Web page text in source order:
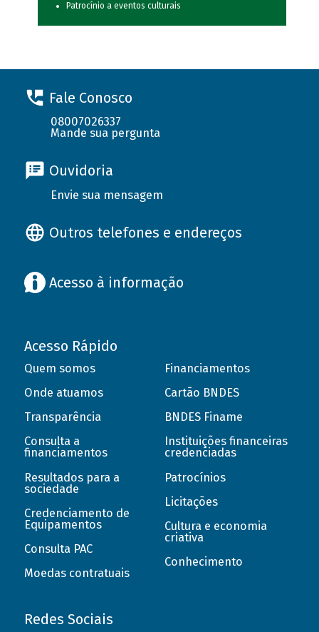
Patrocínio a eventos culturais
Fale Conosco
08007026337
Mande sua pergunta
Ouvidoria
Envie sua mensagem
Outros telefones e endereços
Acesso à informação
Acesso Rápido
Quem somos
Onde atuamos
Transparência
Consulta a
financiamentos
Resultados para a
sociedade
Credenciamento de
Equipamentos
Consulta PAC
Moedas contratuais
Financiamentos
Cartão BNDES
BNDES Finame
Instituições financeiras
credenciadas
Patrocínios
Licitações
Cultura e economia
criativa
Conhecimento
Redes Sociais